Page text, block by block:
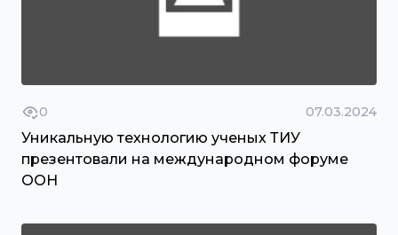
0 07.03.2024
Уникальную технологию ученых ТИУ
презентовали на международном форуме
ООН